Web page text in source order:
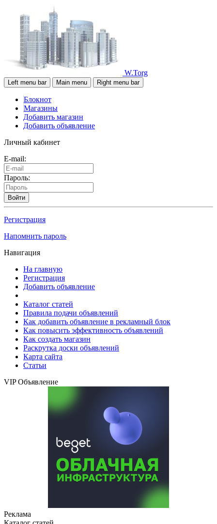
W.Torg
Left menu bar Main menu Right menu bar
Блокнот
Магазины
Добавить магазин
Добавить объявление
Личный кабинет
E-mail:
Пароль:
Войти
Регистрация
Напомнить пароль
Навигация
На главную
Регистрация
Добавить объявление
Каталог статей
Правила подачи объявлений
Как добавить объявление в рекламный блок
Как повысить эффективность объявлений
Как создать магазин
Раскрутка доски объявлений
Карта сайта
Статьи
VIP Объявление
Реклама